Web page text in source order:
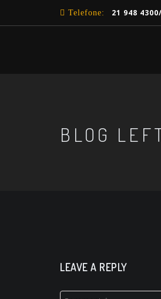
Telefone: 21 948
BLOG
LEAVE A REPLY